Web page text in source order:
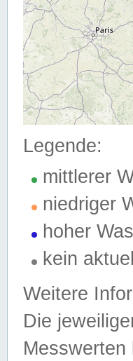
Legende:
mittlerer
niedriger
hoher
kein
Weitere
Die
Messwerten